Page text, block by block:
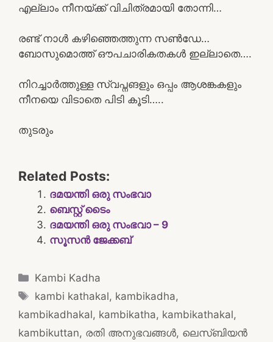
എല്ലാം നീനയ്ക്ക് വിചിത്രമായി തോന്നി…
രണ്ട് നാൾ കഴിഞ്ഞെത്തുന്ന സൺഡേ…
ബോസുമൊത്ത് ഔപചാരികതകൾ ഇല്ലാതെ….
നിറച്ചാർത്തുള്ള സ്വപ്നങളും ഒപ്പം ആശങ്കകളും
നീനയെ വിടാതെ പിടി കൂടി…..
തുടരും
Related Posts:
ദമയന്തി ഒരു സംഭവാ
ബെസ്റ്റ് ടൈം
ദമയന്തി ഒരു സംഭവാ – 9
സൂസൻ ജേക്കബ്
Categories
Kambi Kadha
Tags
kambi kathakal, kambikadha,
kambikadhakal, kambikatha, kambikathakal,
kambikuttan, രതി അനുഭവങ്ങൾ, ലെസ്ബിയൻ